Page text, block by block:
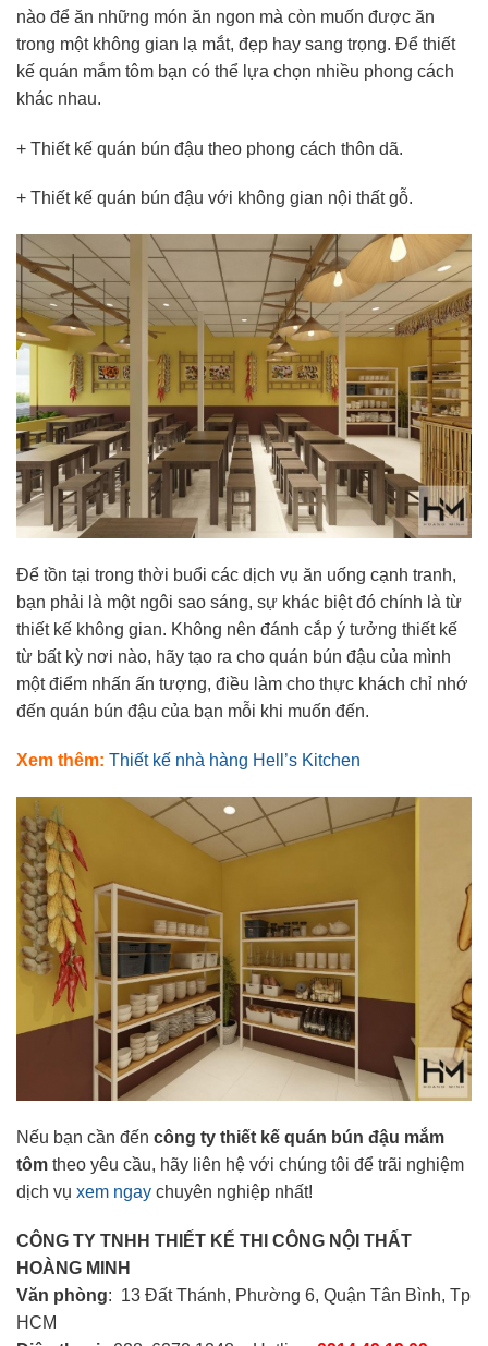
nào để ăn những món ăn ngon mà còn muốn được ăn
trong một không gian lạ mắt, đẹp hay sang trọng. Để thiết
kế quán mắm tôm bạn có thể lựa chọn nhiều phong cách
khác nhau.
+ Thiết kế quán bún đậu theo phong cách thôn dã.
+ Thiết kế quán bún đậu với không gian nội thất gỗ.
Để tồn tại trong thời buổi các dịch vụ ăn uống cạnh tranh,
bạn phải là một ngôi sao sáng, sự khác biệt đó chính là từ
thiết kế không gian. Không nên đánh cắp ý tưởng thiết kế
từ bất kỳ nơi nào, hãy tạo ra cho quán bún đậu của mình
một điểm nhấn ấn tượng, điều làm cho thực khách chỉ nhớ
đến quán bún đậu của bạn mỗi khi muốn đến.
Xem thêm: Thiết kế nhà hàng Hell’s Kitchen
Nếu bạn cần đến công ty thiết kế quán bún đậu mắm
tôm theo yêu cầu, hãy liên hệ với chúng tôi để trãi nghiệm
dịch vụ xem ngay chuyên nghiệp nhất!
CÔNG TY TNHH THIẾT KẾ THI CÔNG NỘI THẤT
HOÀNG MINH
Văn phòng: 13 Đất Thánh, Phường 6, Quận Tân Bình, Tp
HCM